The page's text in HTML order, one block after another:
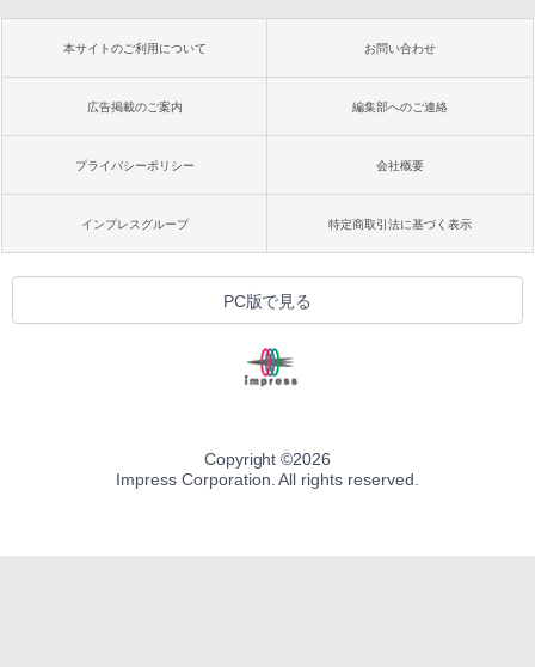
本サイトのご利用について お問い合わせ
広告掲載のご案内 編集部へのご連絡
プライバシーポリシー 会社概要
インプレスグループ 特定商取引法に基づく表示
PC版で見る
Copyright ©2026
Impress Corporation. All rights reserved.